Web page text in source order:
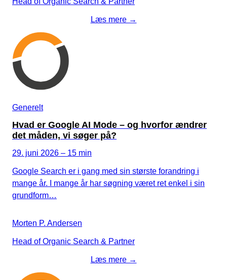
Læs mere →
Generelt
Hvad er Google AI Mode – og hvorfor ændrer
det måden, vi søger på?
29. juni 2026 – 15 min
Google Search er i gang med sin største forandring i
mange år. I mange år har søgning været ret enkel i sin
grundform…
Morten P. Andersen
Head of Organic Search & Partner
Læs mere →